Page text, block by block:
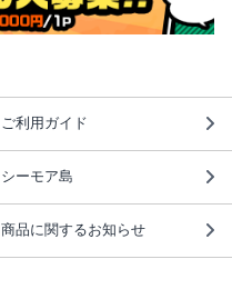
ご利用ガイド
シーモア島
商品に関するお知らせ